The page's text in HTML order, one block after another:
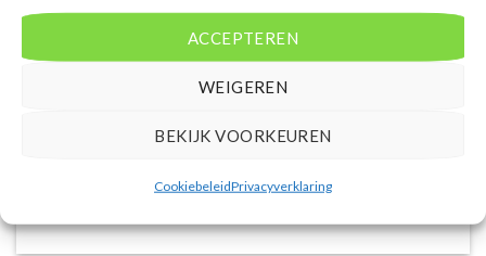
ACCEPTEREN
WEIGEREN
BEKIJK VOORKEUREN
CookiebeleidPrivacyverklaring
prijsklasse en aantal sterren. Pluspunt is de real-
de site te boeken. Daarnaast waardeer ik de
aanbevelingen voor bezienswaardigheden en